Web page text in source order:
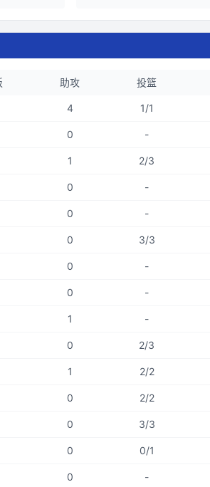
助攻 投篮
4 1/1
0 -
1 2/3
0 -
0 -
0 3/3
0 -
0 -
1 -
0 2/3
1 2/2
0 2/2
0 3/3
0 0/1
0 -